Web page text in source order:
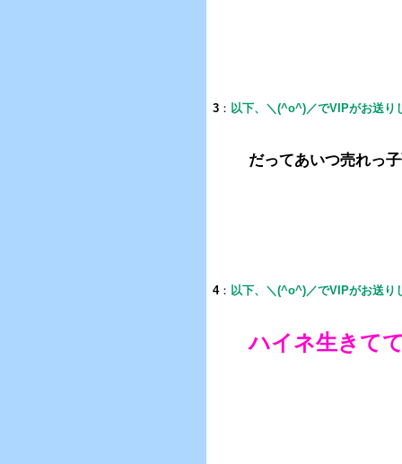
3 ： 以下、＼(^o^)／でVIPがお送り
だってあいつ売れっ
4： 以下、＼(^o^)／でVIPがお送り
ハイネ生きて